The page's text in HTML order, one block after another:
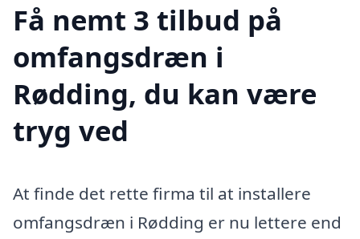
Få nemt 3 tilbud på
omfangsdræn i
Rødding, du kan være
tryg ved
At finde det rette firma til at installere
omfangsdræn i Rødding er nu lettere end